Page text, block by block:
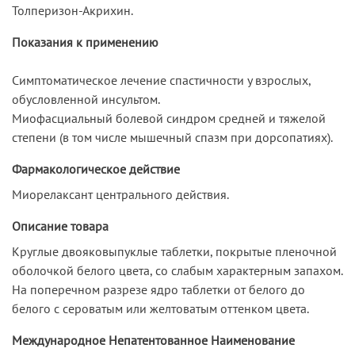
Толперизон-Акрихин.
Показания к применению
Симптоматическое лечение спастичности у взрослых,
обусловленной инсультом.
Миофасциальный болевой синдром средней и тяжелой
степени (в том числе мышечный спазм при дорсопатиях).
Фармакологическое действие
Миорелаксант центрального действия.
Описание товара
Круглые двояковыпуклые таблетки, покрытые пленочной
оболочкой белого цвета, со слабым характерным запахом.
На поперечном разрезе ядро таблетки от белого до
белого с сероватым или желтоватым оттенком цвета.
Международное Непатентованное Наименование